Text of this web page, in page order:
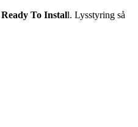
Ready To Install. Lysstyring så